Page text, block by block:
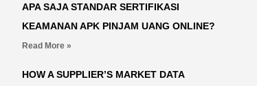
APA SAJA STANDAR SERTIFIKASI
KEAMANAN APK PINJAM UANG ONLINE?
Read More »
HOW A SUPPLIER’S MARKET DATA